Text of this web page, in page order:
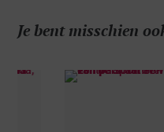
Je bent misschien